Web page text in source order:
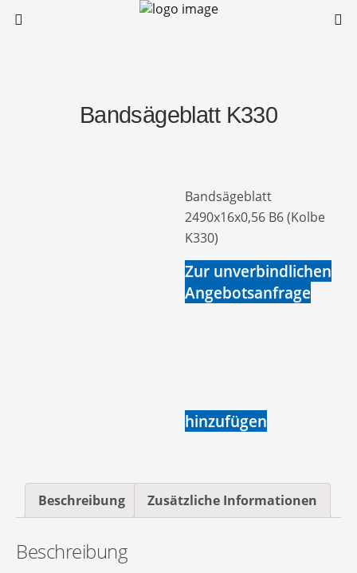
Bandsägeblatt K330
Bandsägeblatt
2490x16x0,56 B6 (Kolbe
K330)
Zur unverbindlichen
Angebotsanfrage
hinzufügen
Beschreibung Zusätzliche Informationen
Beschreibung